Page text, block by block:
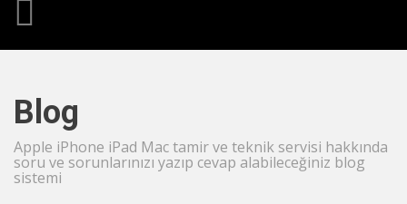
Blog
Apple iPhone iPad Mac tamir ve teknik servisi hakkında
soru ve sorunlarınızı yazıp cevap alabileceğiniz blog
sistemi